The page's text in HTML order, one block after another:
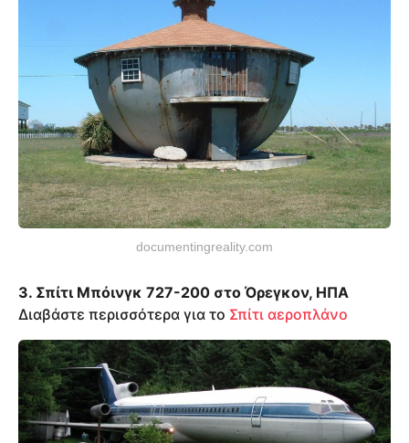
documentingreality.com
3. Σπίτι Μπόινγκ 727-200 στο Όρεγκον, ΗΠΑ
Διαβάστε περισσότερα για το Σπίτι αεροπλάνο